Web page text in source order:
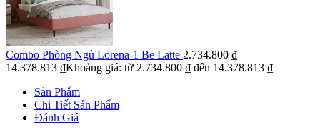
Combo Phòng Ngủ Lorena-1 Be Latte 2.734.800 ₫ –
14.378.813 ₫Khoảng giá: từ 2.734.800 ₫ đến 14.378.813 ₫
Sản Phẩm
Chi Tiết Sản Phẩm
Đánh Giá